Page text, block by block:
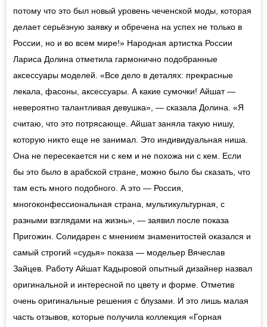
потому что это был новый уровень чеченской моды, которая
делает серьёзную заявку и обречена на успех не только в
России, но и во всем мире!» Народная артистка России
Лариса Долина отметила гармонично подобранные
аксессуары моделей. «Все дело в деталях: прекрасные
лекала, фасоны, аксессуары. А какие сумочки! Айшат —
невероятно талантливая девушка», — сказала Долина. «Я
считаю, что это потрясающе. Айшат заняла такую нишу,
которую никто еще не занимал. Это индивидуальная ниша.
Она не пересекается ни с кем и не похожа ни с кем. Если
бы это было в арабской стране, можно было бы сказать, что
там есть много подобного. А это — Россия,
многоконфессиональная страна, мультикультурная, с
разными взглядами на жизнь», — заявил после показа
Пригожин. Солидарен с мнением знаменитостей оказался и
самый строгий «судья» показа — модельер Вячеслав
Зайцев. Работу Айшат Кадыровой опытный дизайнер назвал
оригинальной и интересной по цвету и форме. Отметив
очень оригинальные решения с блузами. И это лишь малая
часть отзывов, которые получила коллекция «Горная